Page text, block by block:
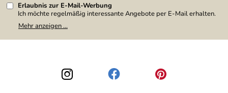
Erlaubnis zur E-Mail-Werbung
Ich möchte regelmäßig interessante Angebote per E-Mail erhalten.
Meine E-Mail-Adresse wird nicht an andere Unternehmen
weitergegeben. Zu statistischen Zwecken wird in anonymer Form
den Link "Abmelden" am Ende des Newsletters anklicke. Die
Datenschutzerklärung
habe ich zur Kenntnis genommen.
Mehr anzeigen ...